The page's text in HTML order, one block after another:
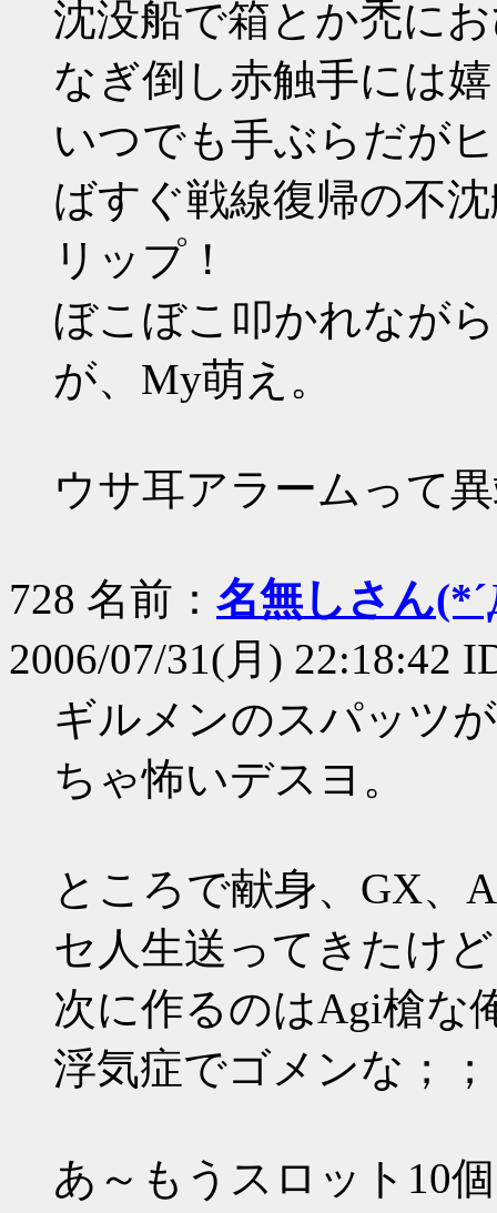
沈没船で箱とか禿に
なぎ倒し赤触手には
いつでも手ぶらだが
ばすぐ戦線復帰の不
リップ！
ぼこぼこ叩かれなが
が、My萌え。
ウサ耳アラームって
728 名前： 名無しさん
2006/07/31(月) 22:18:42
ギルメンのスパッツ
ちゃ怖いデスヨ。
ところで献身、GX、
セ人生送ってきたけど
次に作るのはAgi槍な
浮気症でゴメンな；；
あ～もうスロット10